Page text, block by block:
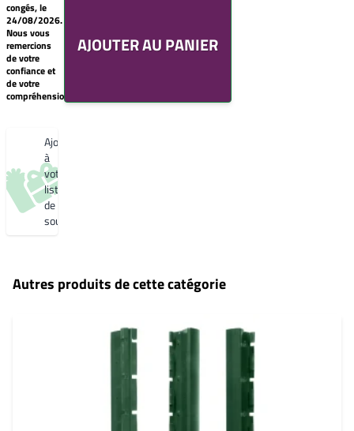
Gris 2900 Sablé
YW355F
Noir 2200
congés, le
24/08/2026.
Nous vous
remercions
de votre
confiance et
de votre
compréhension.
AJOUTER AU PANIER
souhaits
Un
produit
0,00€
Créer
une
nouvelle
souhaitsAjouter
à
votre
liste
de
souhaits
Autres produits de cette catégorie